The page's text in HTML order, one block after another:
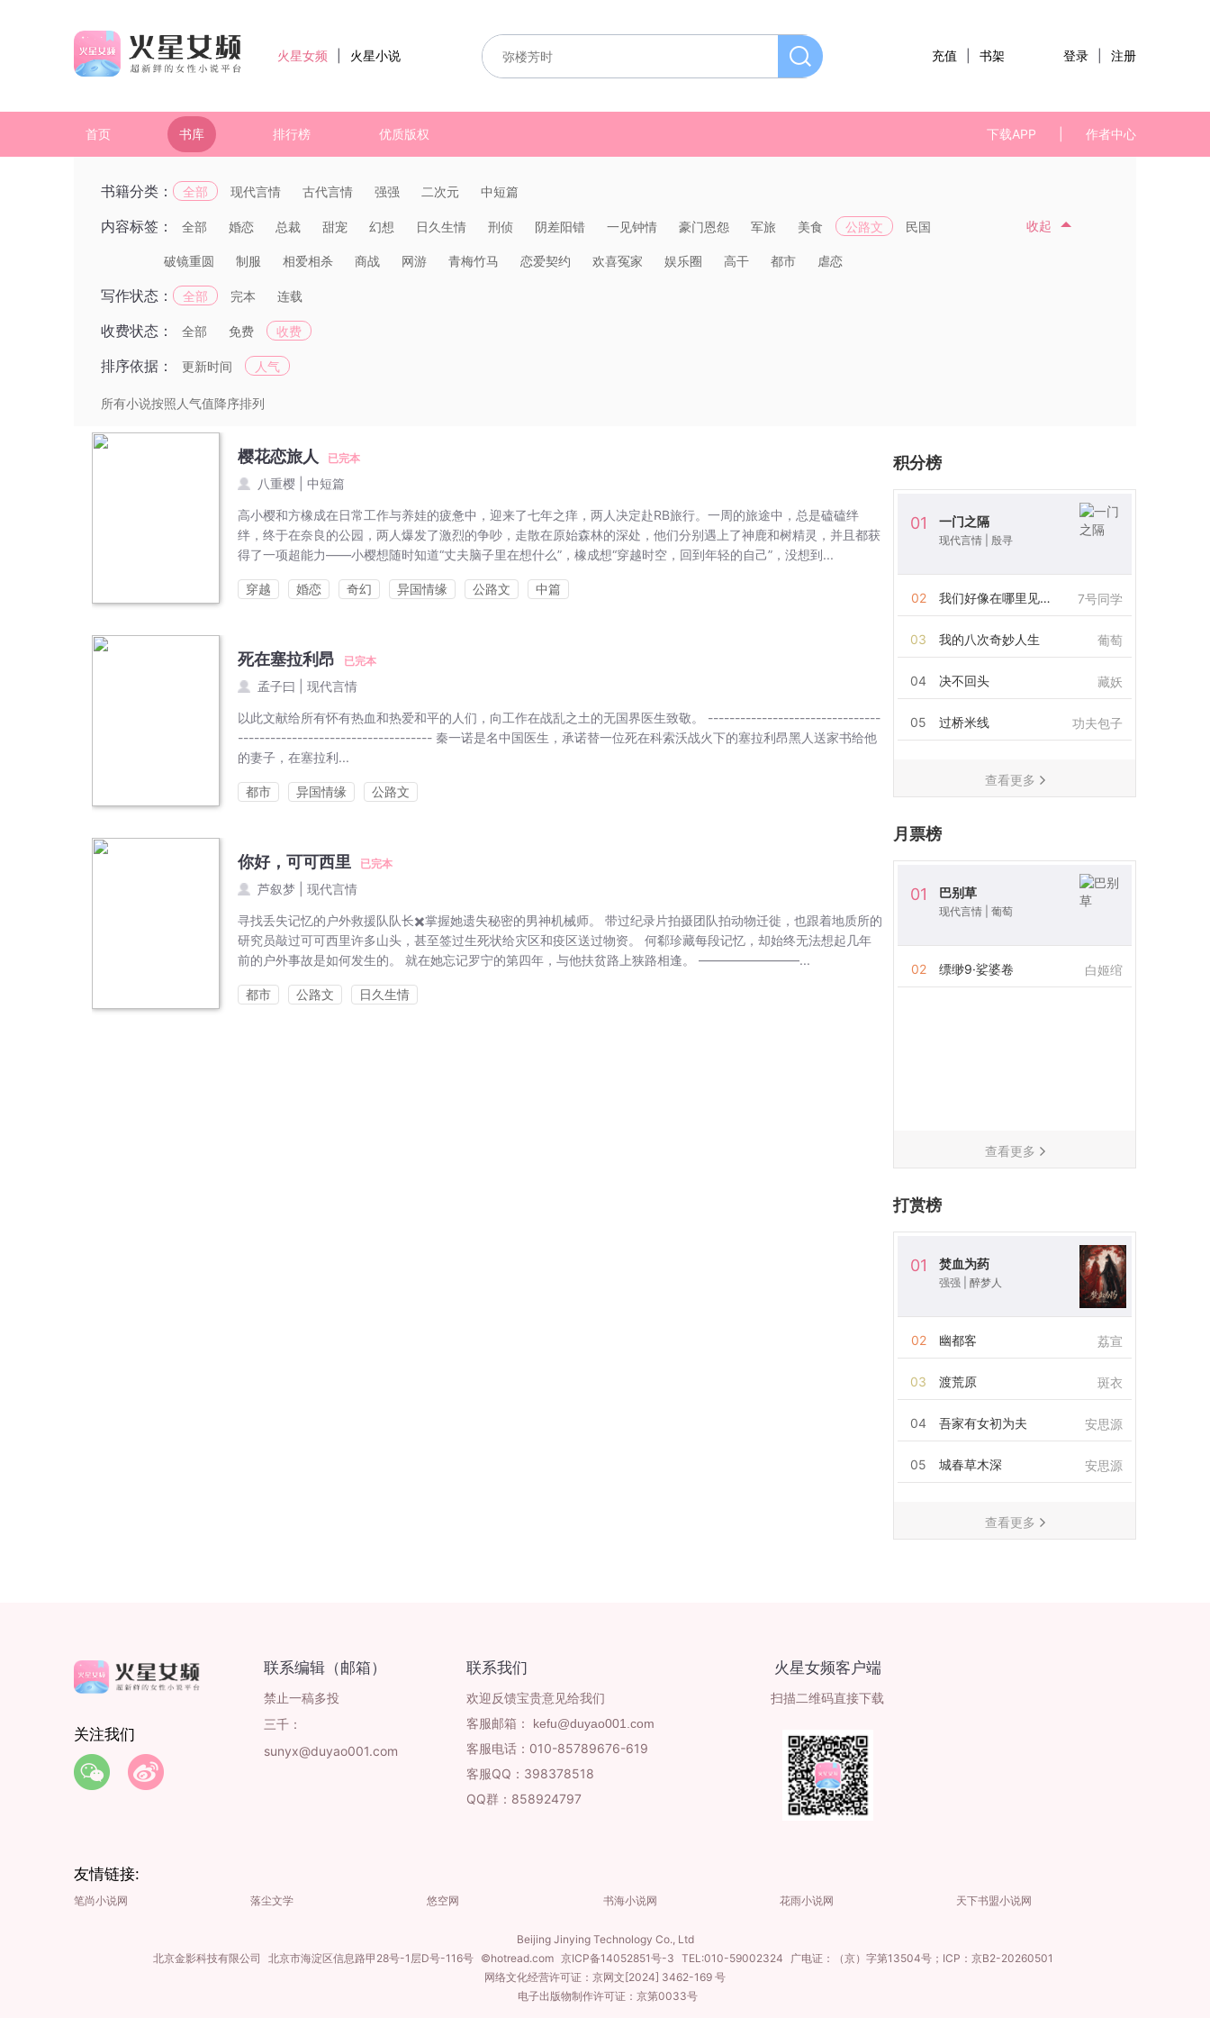
火星小说
火星女频 注册
登录
书架
充值
首页 书库 排行榜 优质版权 下载APP 作者中心
书籍分类： 全部 现代言情 古代言情 强强 二次元 中短篇
内容标签： 全部 婚恋 总裁 甜宠 幻想 日久生情 刑侦 阴差阳错 一见钟情 豪门恩怨 军旅 美食 公路文 民国
破镜重圆 制服 相爱相杀 商战 网游 青梅竹马 恋爱契约 欢喜冤家 娱乐圈 高干 都市 虐恋
收起
写作状态： 全部 完本 连载
收费状态： 全部 免费 收费
排序依据： 更新时间 人气
所有小说按照人气值降序排列
樱花恋旅人 已完本
八重樱 中短篇
高小樱和方橡成在日常工作与养娃的疲惫中，迎来了七年之痒，两人决定赴RB旅行。一周的旅途中，总是磕磕绊
绊，终于在奈良的公园，两人爆发了激烈的争吵，走散在原始森林的深处，他们分别遇上了神鹿和树精灵，并且都获
得了一项超能力——小樱想随时知道“丈夫脑子里在想什么”，橡成想“穿越时空，回到年轻的自己”，没想到...
穿越 婚恋 奇幻 异国情缘 公路文 中篇
死在塞拉利昂 已完本
孟子曰 现代言情
以此文献给所有怀有热血和热爱和平的人们，向工作在战乱之土的无国界医生致敬。 --------------------------------
------------------------------------ 秦一诺是名中国医生，承诺替一位死在科索沃战火下的塞拉利昂黑人送家书给他
的妻子，在塞拉利...
都市 异国情缘 公路文
你好，可可西里 已完本
芦叙梦 现代言情
寻找丢失记忆的户外救援队队长✖️掌握她遗失秘密的男神机械师。 带过纪录片拍摄团队拍动物迁徙，也跟着地质所的
研究员敲过可可西里许多山头，甚至签过生死状给灾区和疫区送过物资。 何郗珍藏每段记忆，却始终无法想起几年
前的户外事故是如何发生的。 就在她忘记罗宁的第四年，与他扶贫路上狭路相逢。 ————————...
都市 公路文 日久生情
积分榜
01 一门之隔
现代言情 殷寻
02 我们好像在哪里见过 7号同学
03 我的八次奇妙人生 葡萄
04 决不回头 藏妖
05 过桥米线 功夫包子
查看更多
月票榜
01 巴别草
现代言情 葡萄
02 缥缈9·娑婆卷 白姬绾
查看更多
打赏榜
01 焚血为药
强强 醉梦人
02 幽都客 荔宣
03 渡荒原 斑衣
04 吾家有女初为夫 安思源
05 城春草木深 安思源
查看更多
关注我们
联系编辑（邮箱）
禁止一稿多投
三千：
sunyx@duyao001.com
联系我们
欢迎反馈宝贵意见给我们
客服邮箱：
客服电话：010-85789676-619
客服QQ：398378518
QQ群：858924797
火星女频客户端
扫描二维码直接下载
友情链接:
笔尚小说网 落尘文学 悠空网 书海小说网 花雨小说网 天下书盟小说网
Beijing Jinying Technology Co., Ltd
北京金影科技有限公司
北京市海淀区信息路甲28号-1层D号-116号 ©hotread.com 京ICP备14052851号-3 TEL:010-59002324
广电证：（京）字第13504号；ICP：京B2-20260501
网络文化经营许可证 ：京网文[2024] 3462-169 号
电子出版物制作许可证：京第0033号